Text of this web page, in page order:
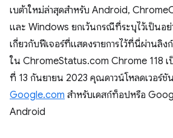
เบต้าใหม่ล่าสุดสำหรับ Android,
และ Windows ยกเว้นกรณีที่ระบุไว้เป็นอย่
เกี่ยวกับฟีเจอร์ที่แสดงรายการไว้ที่นี่ผ่านลิง
ใน ChromeStatus.com Chrome 118 เ
ที่ 13 กันยายน 2023 คุณดาวน์โหลดเวอร์ชั
Google.com สำหรับเดสก์ท็อปหรือ
Android